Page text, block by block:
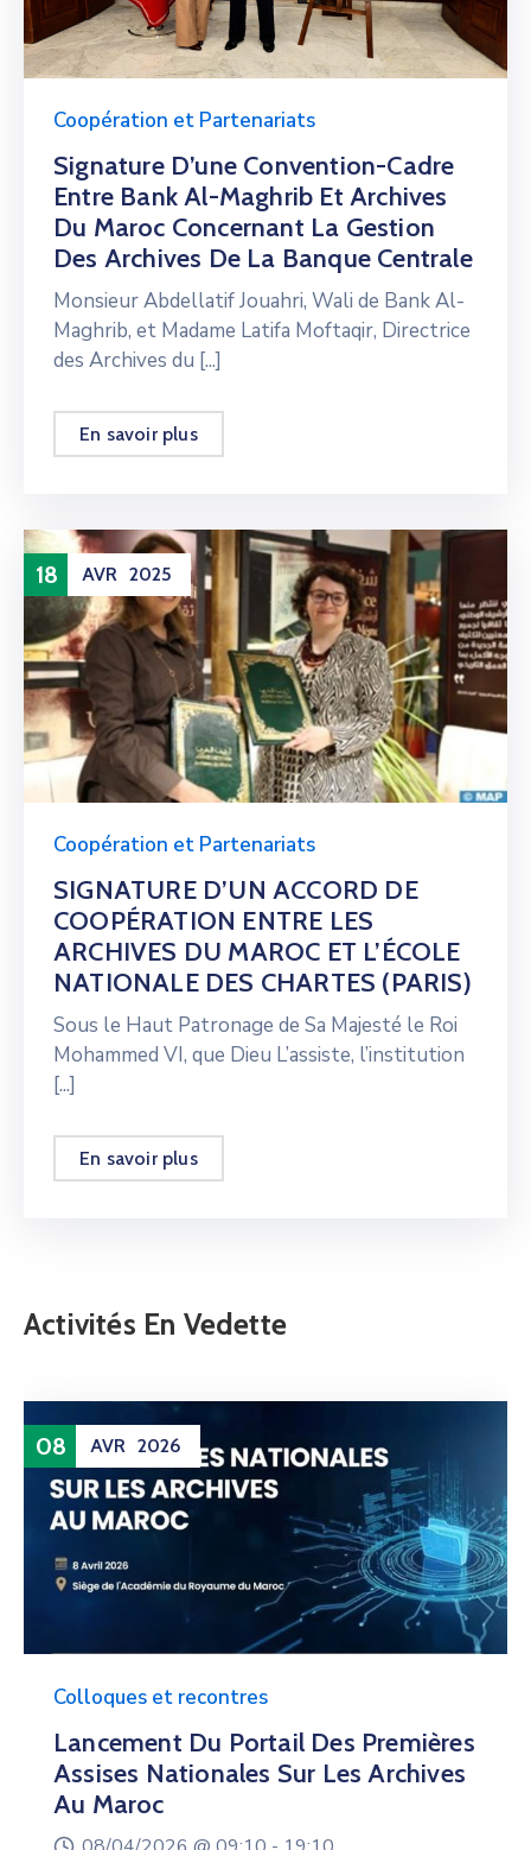
Coopération et Partenariats
Signature D’une Convention-Cadre
Entre Bank Al-Maghrib Et Archives
Du Maroc Concernant La Gestion
Des Archives De La Banque Centrale
Monsieur Abdellatif Jouahri, Wali de Bank Al-
Maghrib, et Madame Latifa Moftaqir, Directrice
des Archives du [...]
En savoir plus
18 AVR 2025
Coopération et Partenariats
SIGNATURE D’UN ACCORD DE
COOPÉRATION ENTRE LES
ARCHIVES DU MAROC ET L’ÉCOLE
NATIONALE DES CHARTES (PARIS)
Sous le Haut Patronage de Sa Majesté le Roi
Mohammed VI, que Dieu L’assiste, l’institution
[...]
En savoir plus
Activités En Vedette
08 AVR 2026
Colloques et recontres
Lancement Du Portail Des Premières
Assises Nationales Sur Les Archives
Au Maroc